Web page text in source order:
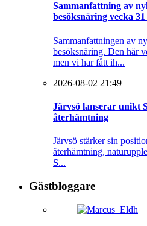
Sammanfattning av
besöksnäring vecka 31
Sammanfattningen av
besöksnäring. Den här
men vi har fått ih...
2026-08-02 21:49
Järvsö lanserar unikt
återhämtning
Järvsö stärker sin
återhämtning,
S...
Gästbloggare